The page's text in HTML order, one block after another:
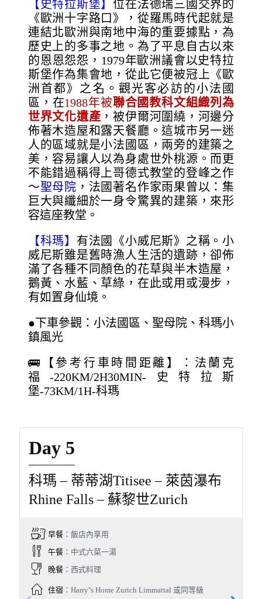
【史特拉斯堡】 位在法德瑞三國交界的
《歐洲十字路口》，從羅馬時代起就是
連結北歐洲與南地中海的重要據點，為
歷史上的多事之地。為了平息自古以來
的恩恩怨怨，1979年歐洲議會以史特拉
斯堡作為集會地，從此它便被冠上《歐
洲首都》之名。觀光客必訪的小法國
區，在1988年被聯合國教科文組織列為
世界文化遺產 ，被伊爾河圍繞，河邊分
佈著木造屋和露天餐廳。這城市另一迷
人的區域就是小法國區，兩旁的建築之
美，容易讓人以為身處世外桃源。而更
不能錯過稱得上哥德式教堂的登峰之作
～聖母院 ，法國著名作家雨果曾以：集
巨大與纖細於一身令驚異的建築，來形
容這座教堂。
【科瑪】 有法國《小威尼斯》之稱。小
威尼斯雖是舊時漁人生活的遺跡，卻佈
滿了各種不同顏色的花草與半木造屋，
鵝黃、水藍、草綠，在此或用或漫步，
有如置身仙境。
●下車參觀：小法國區、聖母院、科瑪小
鎮風光
🚌【參考行車時間距離】：法蘭克
福-220KM/2H30MIN-史特拉斯
堡-73KM/1H-科瑪
Day 5
科瑪 – 蒂蒂湖Titisee – 萊茵瀑布
Rhine Falls – 蘇黎世Zurich
早餐：飯店內享用
午餐：中式六菜一湯
晚餐：西式料理
住宿：Harry''s Home Zurich Limmattal 或同等級